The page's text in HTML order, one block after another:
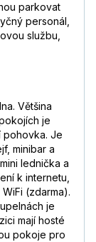
parkovat
personál,
službu,
Většina
je
Je
minibar a
lednička a
k internetu,
(zdarma).
je
mají hosté
pokoje pro